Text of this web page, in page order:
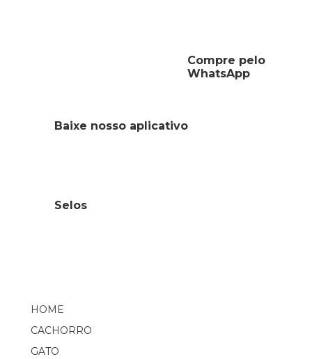
Compre pelo
WhatsApp
HOME
CACHORRO
GATO
Baixe nosso aplicativo
Selos